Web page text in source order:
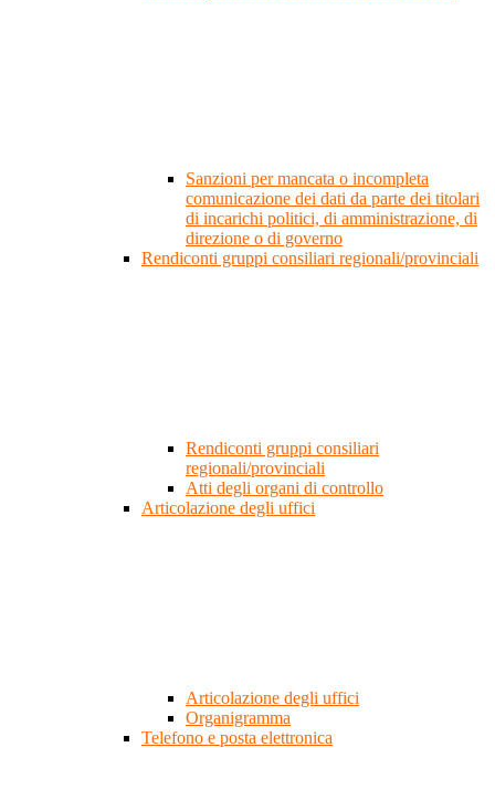
Sanzioni per mancata o incompleta
comunicazione dei dati da parte dei titolari
di incarichi politici, di amministrazione, di
direzione o di governo
Rendiconti gruppi consiliari regionali/provinciali
Rendiconti gruppi consiliari
regionali/provinciali
Atti degli organi di controllo
Articolazione degli uffici
Articolazione degli uffici
Organigramma
Telefono e posta elettronica